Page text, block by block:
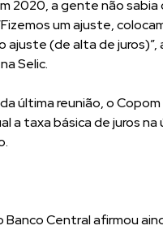
2020, a gente não sabia
um ajuste,
ajuste (de alta de
Selic.
última reunião, o
a taxa básica de juros na
Central afirmou